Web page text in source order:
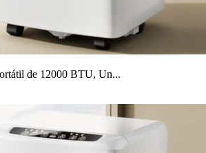
de 12000 BTU, Un...